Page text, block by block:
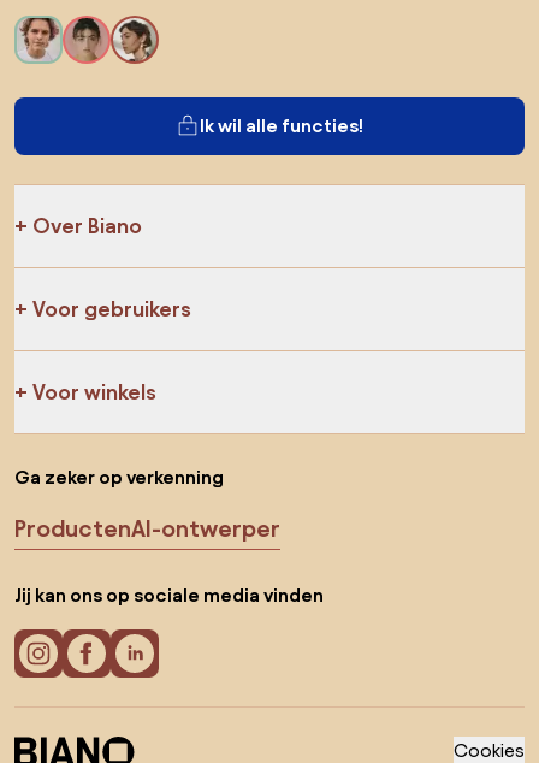
Ik wil alle functies!
Over Biano
Voor gebruikers
Voor winkels
Ga zeker op verkenning
ProductenAI-ontwerper
Jij kan ons op sociale media vinden
Cookies